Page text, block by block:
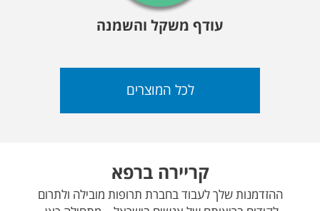
עודף משקל והשמנה
לכל המוצרים
קריירה ברפא
ההזדמנות שלך לעבוד בחברת תרופות מובילה ולתרום